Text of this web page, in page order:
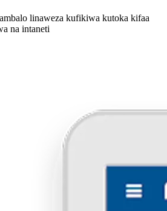
linaweza kufikiwa kutoka kifaa
na intaneti